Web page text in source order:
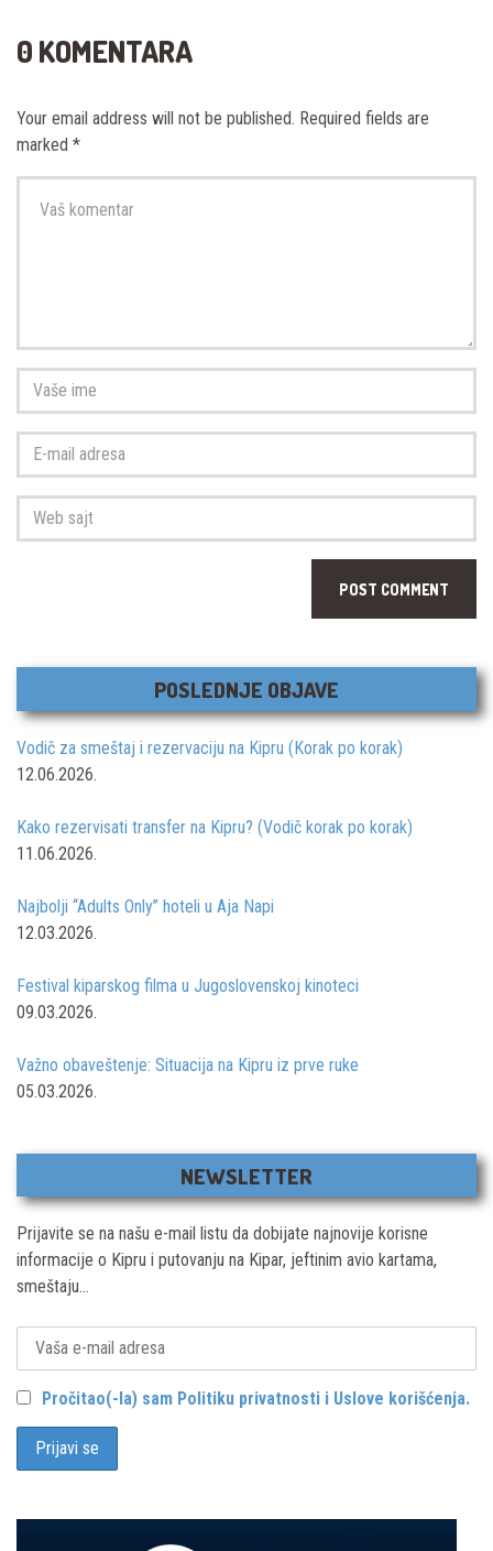
0 KOMENTARA
Your email address will not be published. Required fields are
marked *
komentar*
Vaše
ime*
mail
adresa*
Web
sajt
POSLEDNJE OBJAVE
Vodič za smeštaj i rezervaciju na Kipru (Korak po korak)
12.06.2026.
Kako rezervisati transfer na Kipru? (Vodič korak po korak)
11.06.2026.
Najbolji “Adults Only” hoteli u Aja Napi
12.03.2026.
Festival kiparskog filma u Jugoslovenskoj kinoteci
09.03.2026.
Važno obaveštenje: Situacija na Kipru iz prve ruke
05.03.2026.
NEWSLETTER
Prijavite se na našu e-mail listu da dobijate najnovije korisne
informacije o Kipru i putovanju na Kipar, jeftinim avio kartama,
smeštaju...
Pročitao(-la) sam Politiku privatnosti i Uslove korišćenja.